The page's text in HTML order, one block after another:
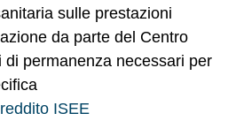
sulle prestazioni
da parte del Centro
di permanenza necessari per
ISEE